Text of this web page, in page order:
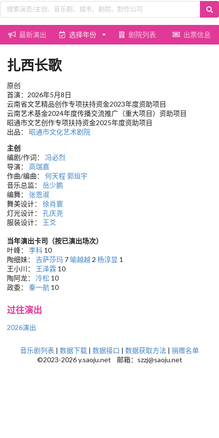
最新演出 选择年份 剧院列表 出票信息
扎西长歌
原创
首演：2026年5月8日
云南省文艺精品创作专项扶持资金2023年度资助项目
云南艺术基金2024年度传播交流推广（重大项目）资助项目
昭通市文艺创作专项扶持资金2025年度资助项目
出品： 昭通市文化艺术剧院
主创
编剧/作词： 冯必烈
导演： 高瑞嘉
作曲/编曲： 何天程郭烜宇
音乐总监： 岳少鹏
编舞： 张恩淑
舞美设计： 徐肖寰
灯光设计： 孔庆尧
服装设计： 王爻
当年演出卡司（按已演出场次）
叶峰： 李科 10
陶细妹： 吉萨莎玛 7 喻越越 2 杨淳显 1
王小川： 王泽霖 10
陶阿龙： 冷松 10
政委： 秦一航 10
过往演出
2026演出
音乐剧列表 | 数据下载 | 数据接口 | 数据获取方法 | 捐赠名单
©2023-2026 y.saoju.net 邮箱：szzj@saoju.net